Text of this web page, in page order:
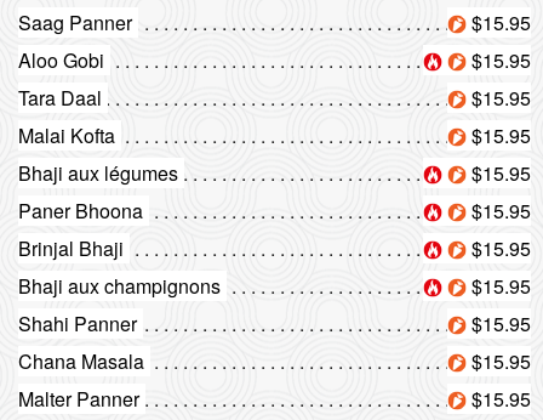
Saag Panner
$15.95
Aloo Gobi
$15.95
Tara Daal
$15.95
Malai Kofta
$15.95
Bhaji aux légumes
$15.95
Paner Bhoona
$15.95
Brinjal Bhaji
$15.95
Bhaji aux champignons
$15.95
Shahi Panner
$15.95
Chana Masala
$15.95
Malter Panner
$15.95